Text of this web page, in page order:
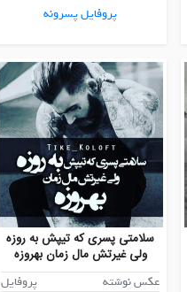
پروفایل پسرونه
سلامتی پسری که تیپش به روزه
ولی غیرتش مال زمان بهروزه
عکس نوشته
پروفایل